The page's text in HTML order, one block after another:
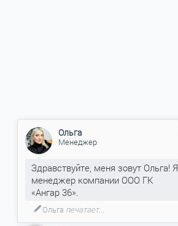
Ольга
Менеджер
Здравствуйте, меня зовут Ольга! Я
менеджер компании ООО ГК
«Ангар 36».
Ольга печатает...